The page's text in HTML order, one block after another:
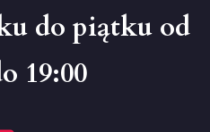
do piątku od
19:00